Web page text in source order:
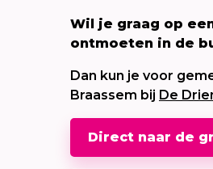
Wil je graag op
ontmoeten in de
Dan kun je voor
Braassem bij De
Direct naar de